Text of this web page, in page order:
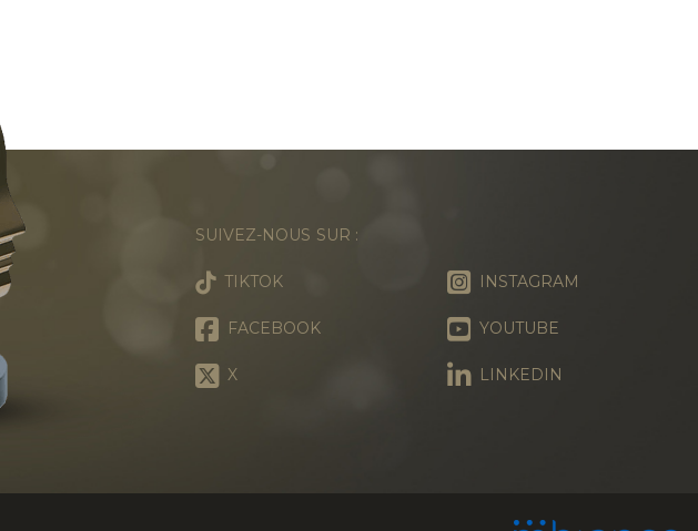
SUIVEZ-NOUS SUR :
TIKTOK
FACEBOOK
X
INSTAGRAM
YOUTUBE
LINKEDIN